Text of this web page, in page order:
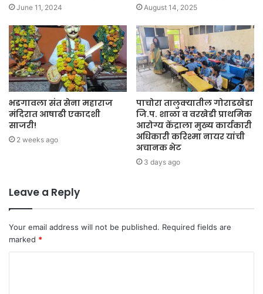
June 11, 2024 August 14, 2025
भडगावला संत सेना महाराज
मंदिरात आषाढी एकादशी
साजरी!
2 weeks ago
पाचोरा तालुक्यातील गोराडखेडा
जि.प. शाळा व वरखेडी प्राथमिक
आरोग्य केंद्राला मुख्य कार्यकारी
अधिकारी करिश्मा नायर यांची
अचानक भेट
3 days ago
Leave a Reply
Your email address will not be published. Required fields are
marked *